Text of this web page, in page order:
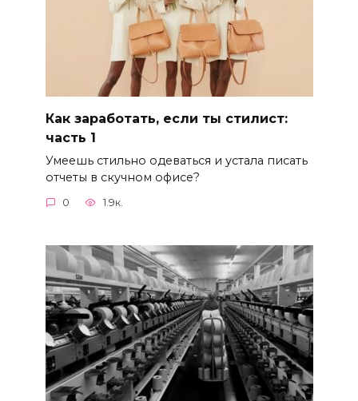
Как заработать, если ты стилист:
часть 1
Умеешь стильно одеваться и устала писать
отчеты в скучном офисе?
0 1.9к.